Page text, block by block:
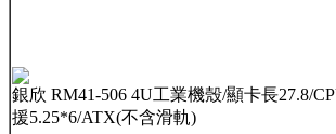
銀欣 RM41-506 4U工業機殼/顯卡長27.8/
援5.25*6/ATX(不含滑軌)